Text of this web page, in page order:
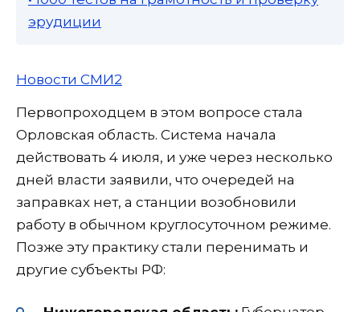
эрудиции
Новости СМИ2
Первопроходцем в этом вопросе стала
Орловская область. Система начала
действовать 4 июля, и уже через несколько
дней власти заявили, что очередей на
заправках нет, а станции возобновили
работу в обычном круглосуточном режиме.
Позже эту практику стали перенимать и
другие субъекты РФ: